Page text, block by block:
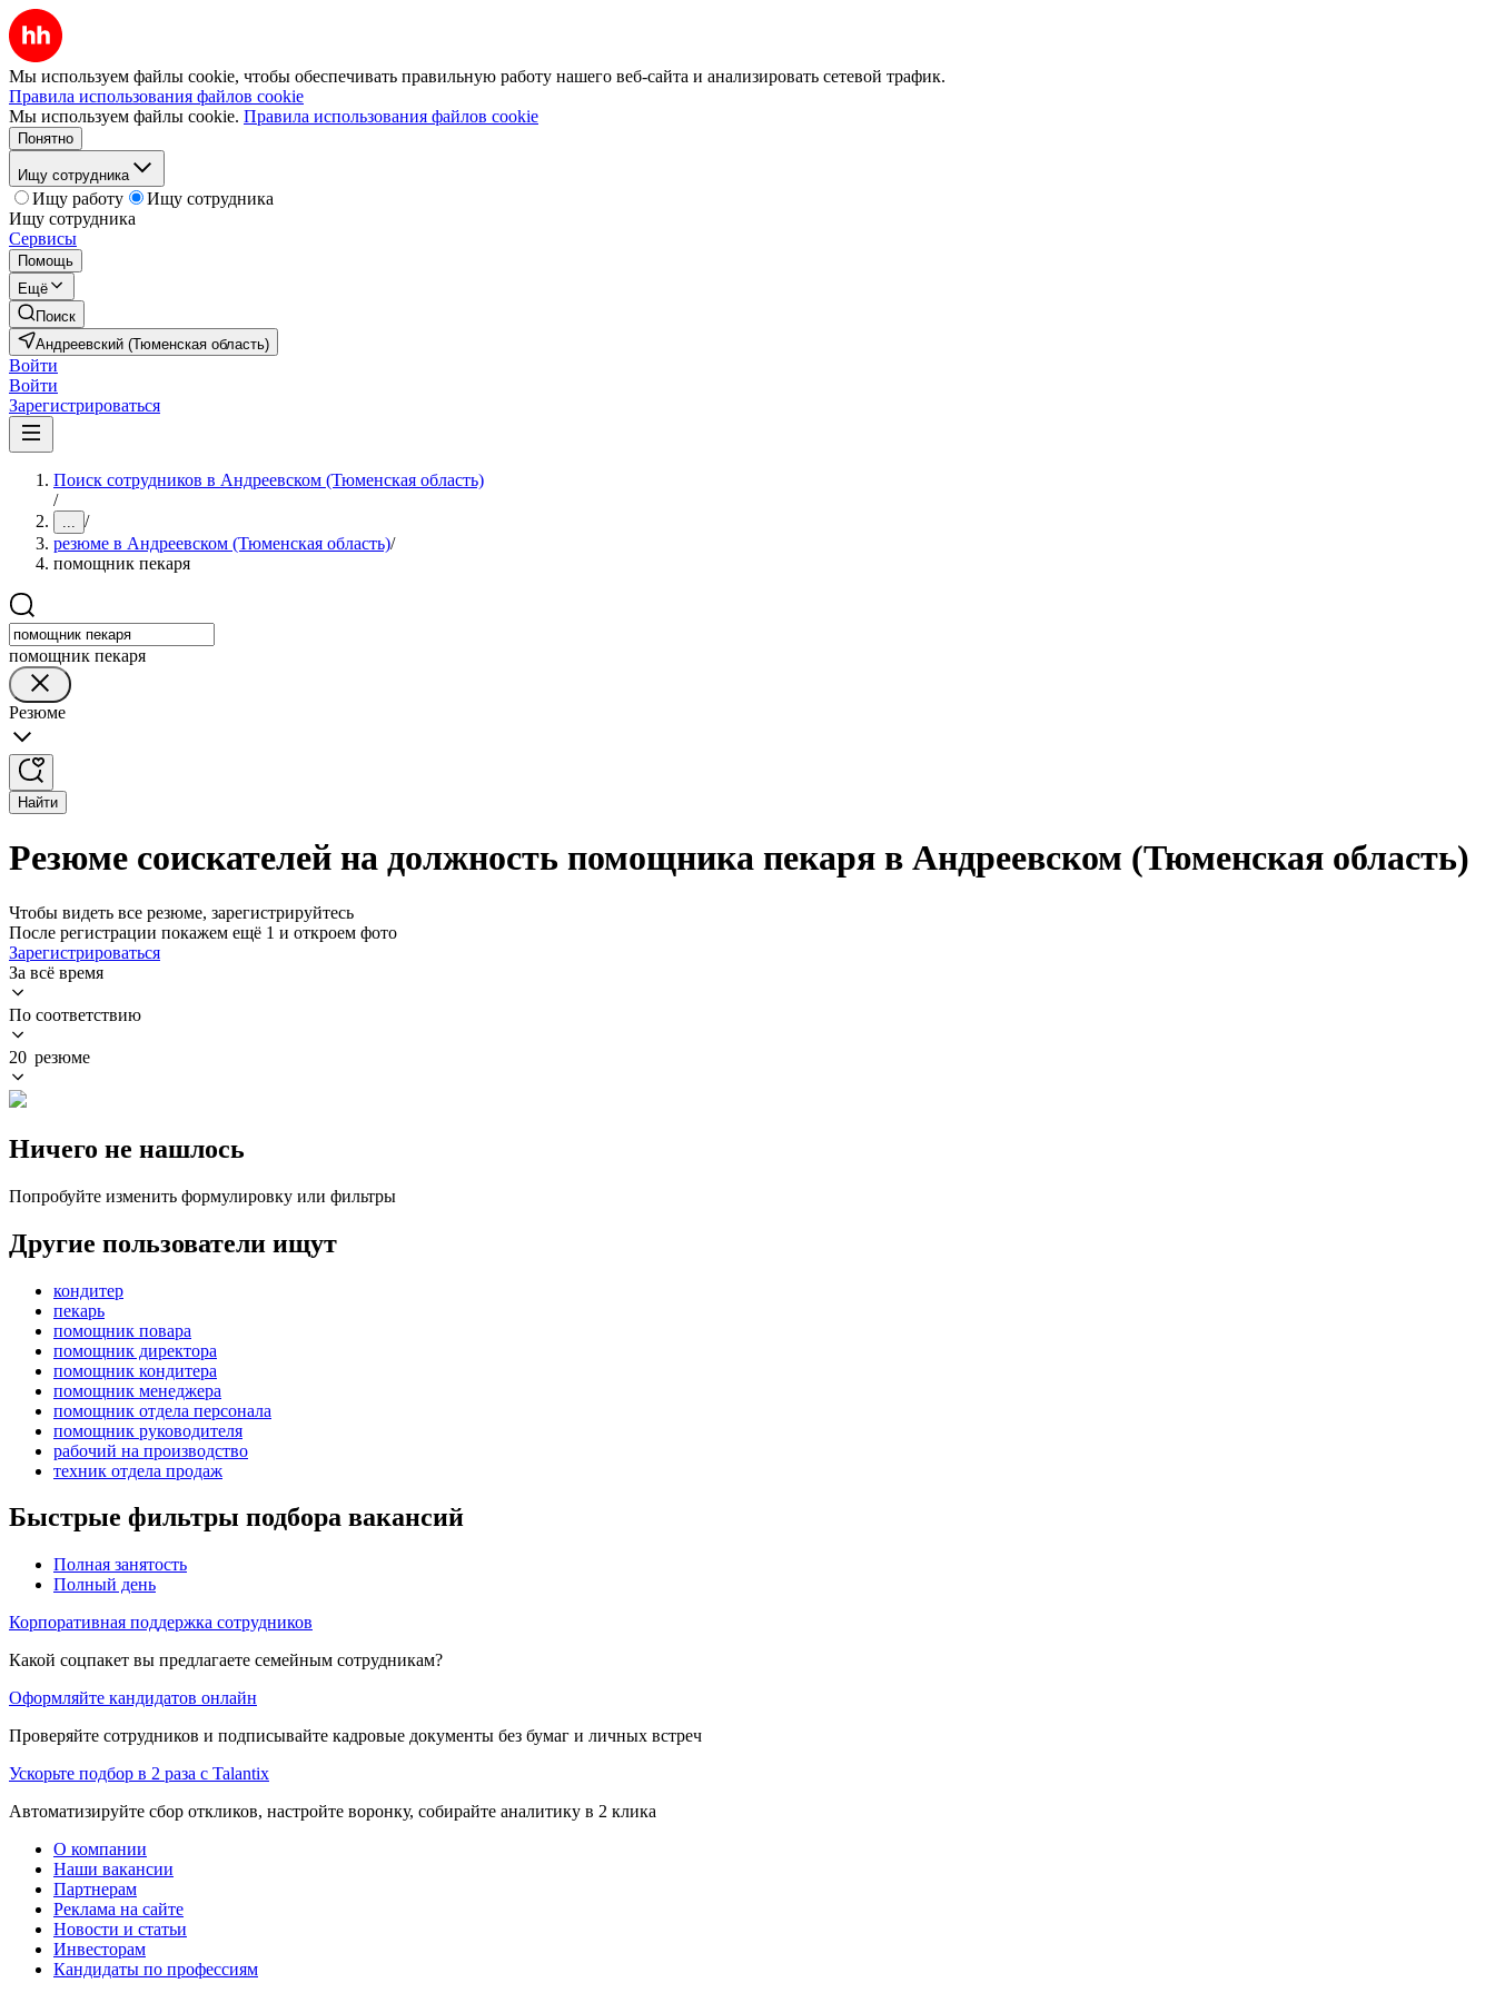
Мы используем файлы cookie, чтобы обеспечивать правильную работу нашего веб-сайта и анализировать сетевой трафик.
Правила использования файлов cookie
Мы используем файлы cookie. Правила использования файлов cookie
Понятно
Ищу сотрудника
Ищу работу
Ищу сотрудника
Ищу сотрудника
Сервисы
Помощь
Ещё
Поиск
Андреевский (Тюменская область)
Войти
Войти
Зарегистрироваться
Поиск сотрудников в Андреевском (Тюменская область)
/
... /
резюме в Андреевском (Тюменская область)/
помощник пекаря
помощник пекаря
Резюме
Найти
Резюме соискателей на должность помощника пекаря в Андреевском (Тюменская область)
Чтобы видеть все резюме, зарегистрируйтесь
После регистрации покажем ещё 1 и откроем фото
Зарегистрироваться
За всё время
По соответствию
20 резюме
Ничего не нашлось
Попробуйте изменить формулировку или фильтры
Другие пользователи ищут
кондитер
пекарь
помощник повара
помощник директора
помощник кондитера
помощник менеджера
помощник отдела персонала
помощник руководителя
рабочий на производство
техник отдела продаж
Быстрые фильтры подбора вакансий
Полная занятость
Полный день
Корпоративная поддержка сотрудников
Какой соцпакет вы предлагаете семейным сотрудникам?
Оформляйте кандидатов онлайн
Проверяйте сотрудников и подписывайте кадровые документы без бумаг и личных встреч
Ускорьте подбор в 2 раза с Talantix
Автоматизируйте сбор откликов, настройте воронку, собирайте аналитику в 2 клика
О компании
Наши вакансии
Партнерам
Реклама на сайте
Новости и статьи
Инвесторам
Кандидаты по профессиям